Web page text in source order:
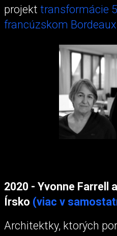
projekt transformácie
francúzskom Bordeaux
2020 - Yvonne Farrell
Írsko (viac v
Architektky, ktorých